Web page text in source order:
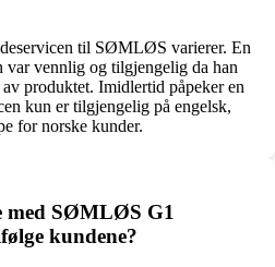
til SØMLØS varierer. En
var vennlig og tilgjengelig da han
produktet. Imidlertid påpeker en
kun er tilgjengelig på engelsk,
for norske kunder.
med SØMLØS G1
kundene?